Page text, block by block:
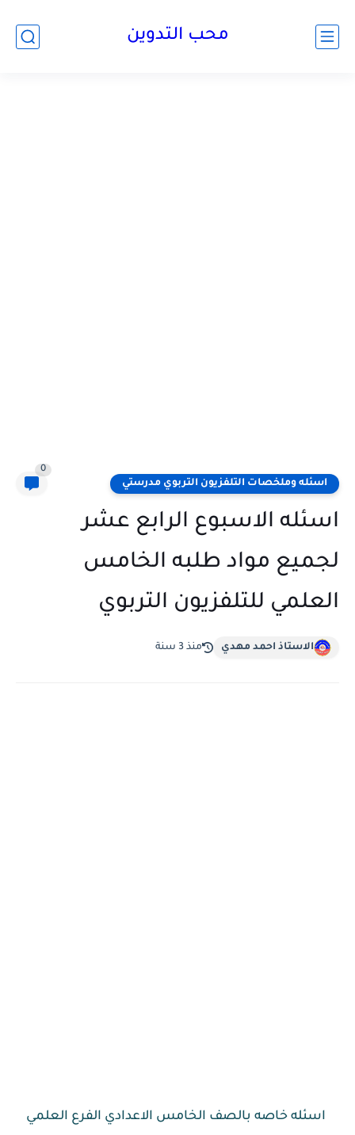
محب التدوين
اسئله وملخصات التلفزيون التربوي مدرستي
0
اسئله الاسبوع الرابع عشر
لجميع مواد طلبه الخامس
العلمي للتلفزيون التربوي
الاستاذ احمد مهدي منذ 3 سنة
اسئله خاصه بالصف الخامس الاعدادي الفرع العلمي